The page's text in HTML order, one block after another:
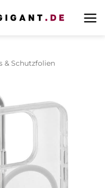
& Schutzfolien